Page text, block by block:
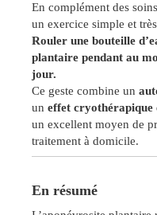
En complément des
un exercice simple et
Rouler une bouteille
plantaire pendant au
jour.
Ce geste combine un
un effet cryothérapique
un excellent moyen de
traitement à domicile.
En résumé